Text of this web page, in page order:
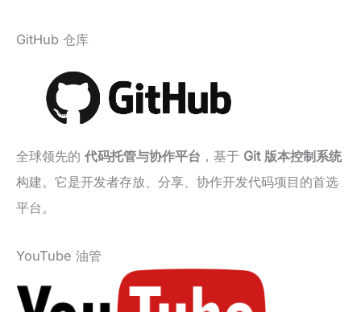
GitHub 仓库
全球领先的 代码托管与协作平台 ，基于 Git 版本控制系统
构建。它是开发者存放、分享、协作开发代码项目的首选
平台。
YouTube 油管